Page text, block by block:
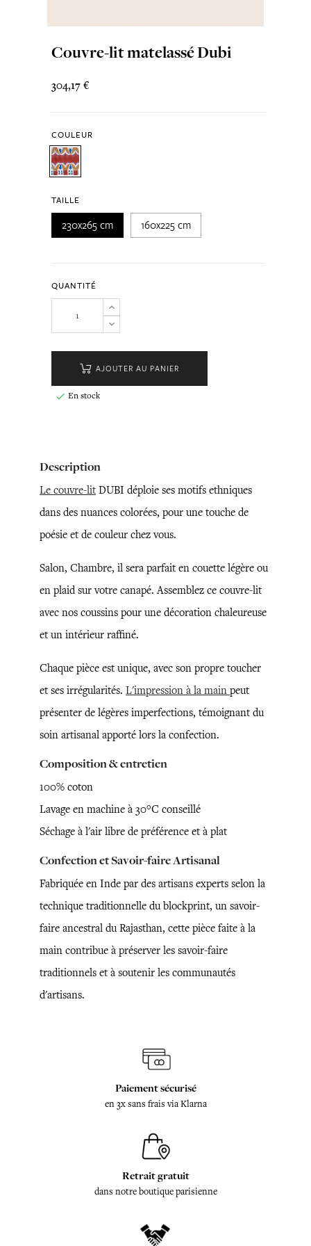
Couvre-lit matelassé Dubi
304,17 €
COULEUR
TAILLE
230x265 cm 160x225 cm
QUANTITÉ
AJOUTER AU PANIER
 En stock
Description
Le couvre-lit DUBI déploie ses motifs ethniques
dans des nuances colorées, pour une touche de
poésie et de couleur chez vous.
Salon, Chambre, il sera parfait en couette légère ou
en plaid sur votre canapé. Assemblez ce couvre-lit
avec nos coussins pour une décoration chaleureuse
et un intérieur raffiné.
Chaque pièce est unique, avec son propre toucher
et ses irrégularités. L'impression à la main peut
présenter de légères imperfections, témoignant du
soin artisanal apporté lors la confection.
Composition & entretien
100% coton
Lavage en machine à 30°C conseillé
Séchage à l'air libre de préférence et à plat
Confection et Savoir-faire Artisanal
Fabriquée en Inde par des artisans experts selon la
technique traditionnelle du blockprint, un savoir-
faire ancestral du Rajasthan, cette pièce faite à la
main contribue à préserver les savoir-faire
traditionnels et à soutenir les communautés
d'artisans.
Paiement sécurisé
en 3x sans frais via Klarna
Retrait gratuit
dans notre boutique parisienne